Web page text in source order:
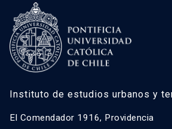
Instituto de estudios urbanos y
El Comendador 1916, Providencia